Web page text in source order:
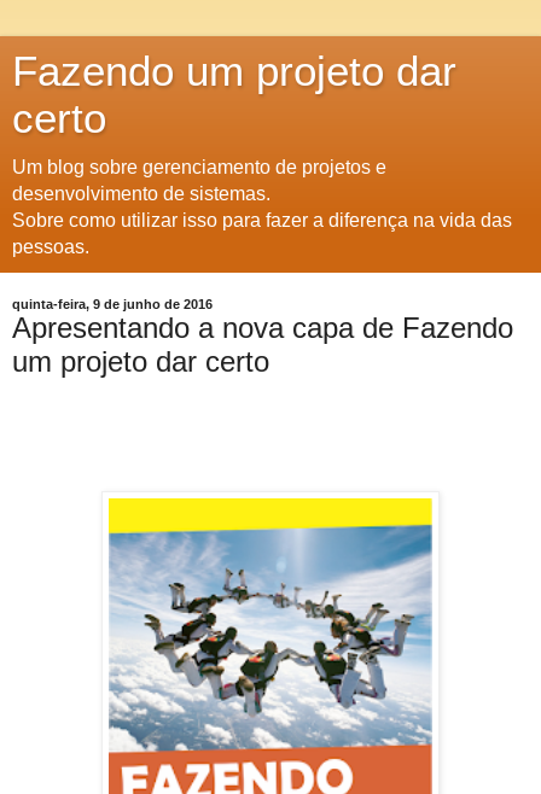
Fazendo um projeto dar
certo
Um blog sobre gerenciamento de projetos e
desenvolvimento de sistemas.
Sobre como utilizar isso para fazer a diferença na vida das
pessoas.
quinta-feira, 9 de junho de 2016
Apresentando a nova capa de Fazendo
um projeto dar certo